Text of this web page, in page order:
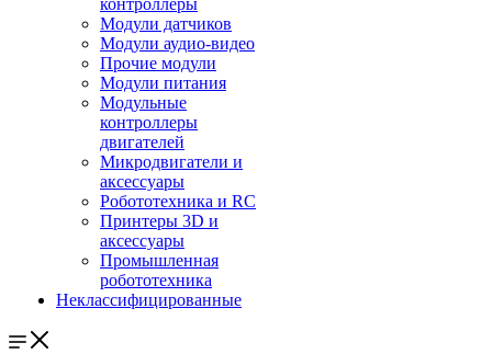
контроллеры
Модули датчиков
Модули аудио-видео
Прочие модули
Модули питания
Модульные
контроллеры
двигателей
Микродвигатели и
аксессуары
Робототехника и RC
Принтеры 3D и
аксессуары
Промышленная
робототехника
Неклассифицированные